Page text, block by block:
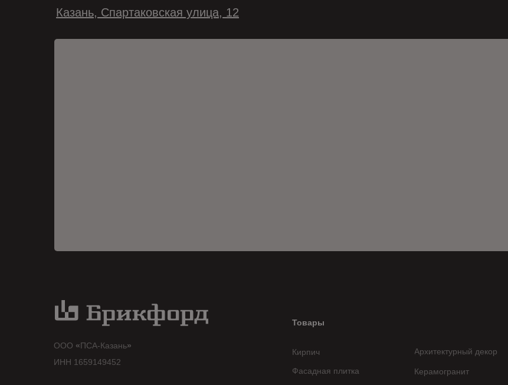
Казань, Спартаковская улица, 12
ИНН 1659149452
Фасадная плитка
Кирпич Архитектурный декор
Керамогранит
Товары
ООО «ПСА-Казань»